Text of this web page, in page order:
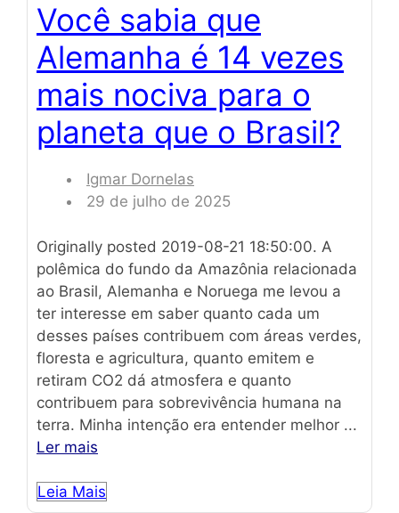
Você sabia que
Alemanha é 14 vezes
mais nociva para o
planeta que o Brasil?
Igmar Dornelas
29 de julho de 2025
Originally posted 2019-08-21 18:50:00. A
polêmica do fundo da Amazônia relacionada
ao Brasil, Alemanha e Noruega me levou a
ter interesse em saber quanto cada um
desses países contribuem com áreas verdes,
floresta e agricultura, quanto emitem e
retiram CO2 dá atmosfera e quanto
contribuem para sobrevivência humana na
terra. Minha intenção era entender melhor ...
Ler mais
Leia Mais